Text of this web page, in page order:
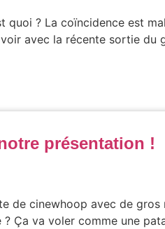
quoi ? La coïncidence est
avec la récente sortie du
présentation !
de cinewhoop avec de
Ça va voler comme une